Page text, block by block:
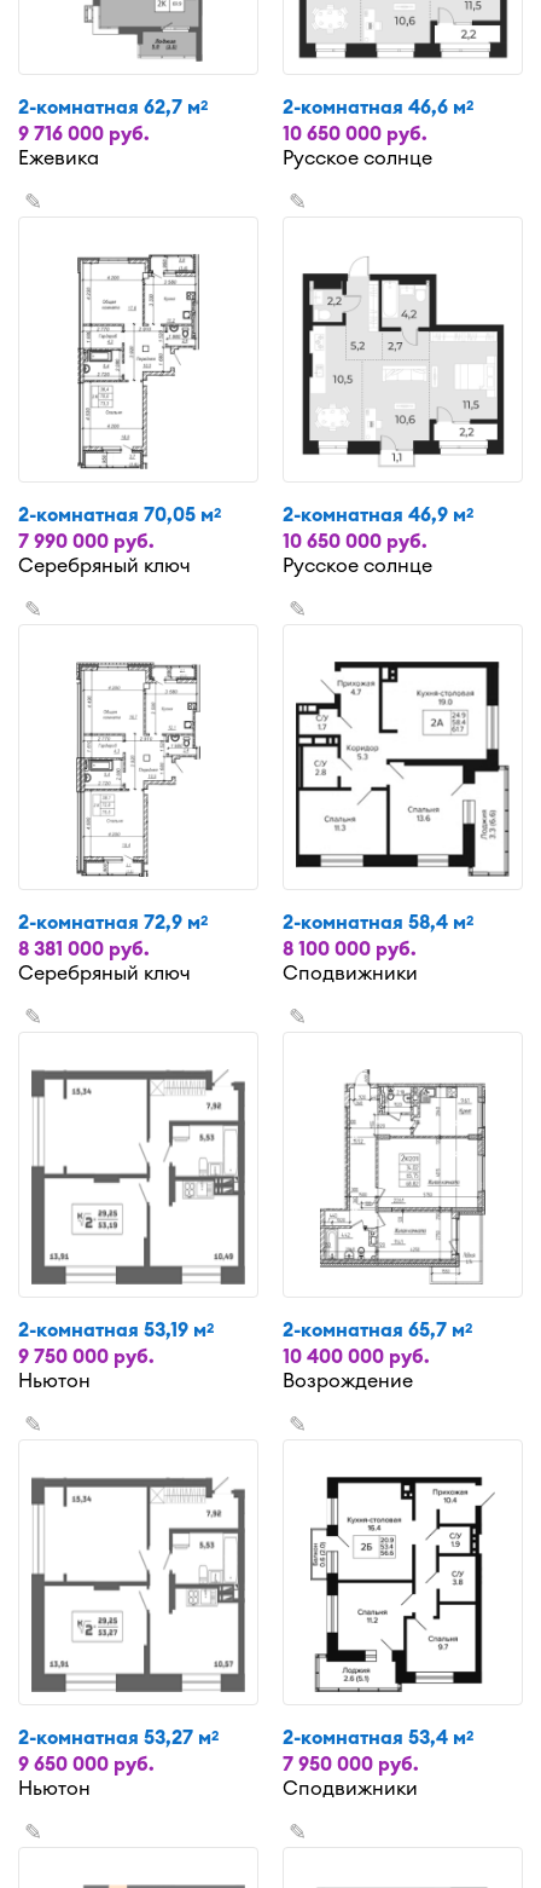
2-комнатная 62,7 м2
9 716 000 руб.
Ежевика
2-комнатная 46,6 м2
10 650 000 руб.
Русское солнце
✎
2-комнатная 70,05 м2
7 990 000 руб.
Серебряный ключ
✎
2-комнатная 46,9 м2
10 650 000 руб.
Русское солнце
✎
2-комнатная 72,9 м2
8 381 000 руб.
Серебряный ключ
✎
2-комнатная 58,4 м2
8 100 000 руб.
Сподвижники
✎
2-комнатная 53,19 м2
9 750 000 руб.
Ньютон
✎
2-комнатная 65,7 м2
10 400 000 руб.
Возрождение
✎
2-комнатная 53,27 м2
9 650 000 руб.
Ньютон
✎
2-комнатная 53,4 м2
7 950 000 руб.
Сподвижники
✎ ✎